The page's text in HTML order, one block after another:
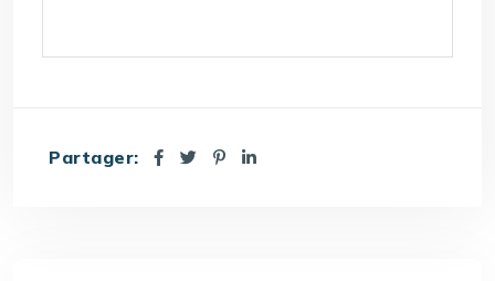
Partager: